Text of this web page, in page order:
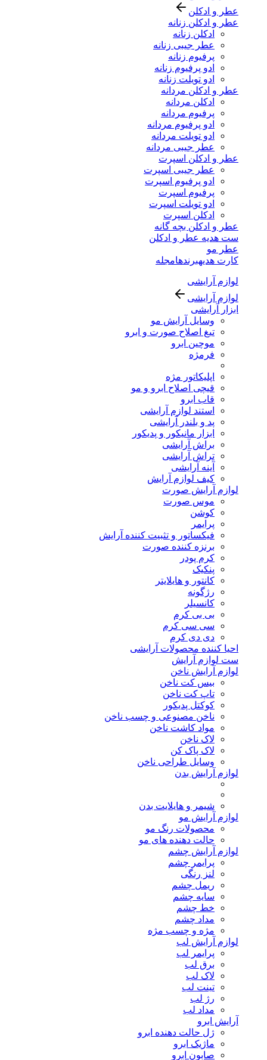
عطر و ادکلن
عطر و ادکلن زنانه
ادکلن زنانه
عطر جیبی زنانه
پرفیوم زنانه
ادو پرفیوم زنانه
ادو تویلت زنانه
عطر و ادکلن مردانه
ادکلن مردانه
پرفیوم مردانه
ادو پرفیوم مردانه
ادو تویلت مردانه
عطر جیبی مردانه
عطر و ادکلن اسپرت
عطر جیبی اسپرت
ادو پرفیوم اسپرت
پرفیوم اسپرت
ادو تویلت اسپرت
ادکلن اسپرت
عطر و ادکلن بچه گانه
ست هدیه عطر و ادکلن
عطر مو
کارت هدیهبرندهامجله
لوازم آرایشی
لوازم آرایشی
ابزار آرایشی
وسایل آرایش مو
تیغ اصلاح صورت و ابرو
موچین ابرو
فرمژه
اپلیکاتور مژه
قیچی اصلاح ابرو و مو
قاب ابرو
استند لوازم آرایشی
پد و بلندر آرایشی
ابزار مانیکور و پدیکور
براش آرایشی
تراش آرایشی
آینه آرایشی
کیف لوازم آرایش
لوازم آرایش صورت
موس صورت
کوشن
پرایمر
فیکساتور و تثبیت کننده آرایش
برنزه کننده صورت
کرم پودر
پنکیک
کانتور و هایلایتر
رژگونه
کانسیلر
بی بی کرم
سی سی کرم
دی دی کرم
احیا کننده محصولات آرایشی
ست لوازم آرایش
لوازم آرایش ناخن
بیس کت ناخن
تاپ کت ناخن
کوکتل پدیکور
ناخن مصنوعی و چسب ناخن
مواد کاشت ناخن
لاک ناخن
لاک پاک کن
وسایل طراحی ناخن
لوازم آرایش بدن
شیمر و هایلایت بدن
لوازم آرایش مو
محصولات رنگ مو
حالت دهنده های مو
لوازم آرایش چشم
پرایمر چشم
لنز رنگی
ریمل چشم
سایه چشم
خط چشم
مداد چشم
مژه و چسب مژه
لوازم آرایش لب
پرایمر لب
برق لب
لاک لب
تینت لب
رژ لب
مداد لب
آرایش ابرو
ژل حالت دهنده ابرو
ماژیک ابرو
صابون ابرو